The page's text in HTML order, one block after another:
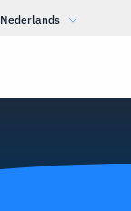
Nederlands